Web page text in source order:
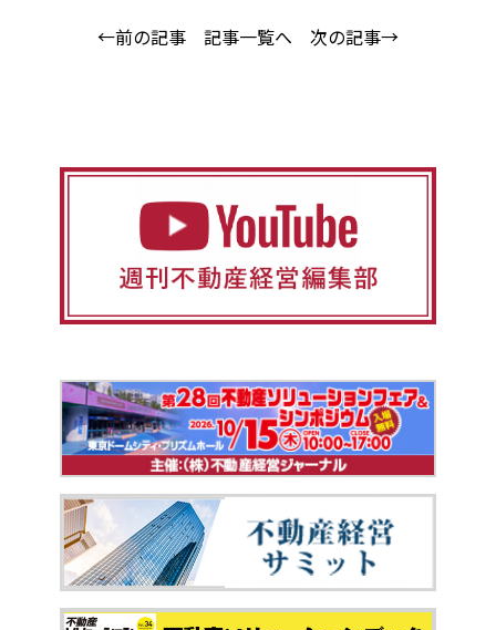
←前の記事 記事一覧へ 次の記事→